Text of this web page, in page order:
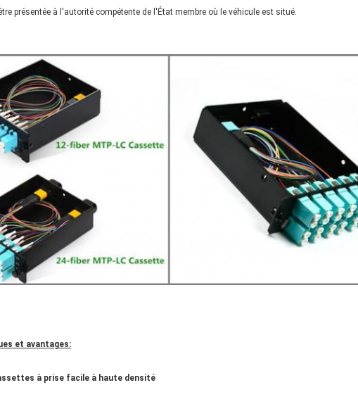
présentée à l'autorité compétente de l'État membre où le véhicule est situé.
et avantages:
à prise facile à haute densité